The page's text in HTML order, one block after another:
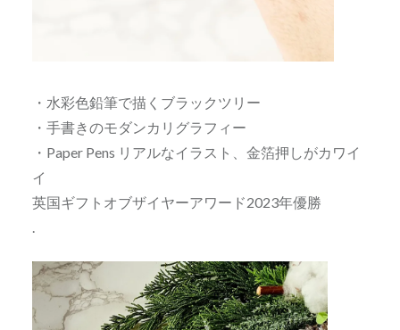
・水彩色鉛筆で描くブラックツリー
・手書きのモダンカリグラフィー
・Paper Pens リアルなイラスト、金箔押しがカワイ
イ
英国ギフトオブザイヤーアワード2023年優勝
.